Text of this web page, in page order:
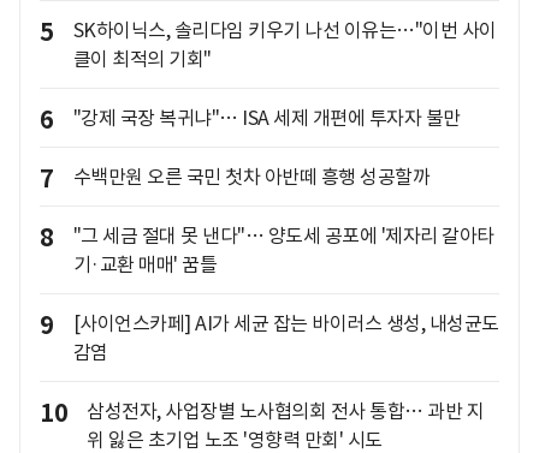
5
SK하이닉스, 솔리다임 키우기 나선 이유는…"이번 사이
클이 최적의 기회"
6 "강제 국장 복귀냐"… ISA 세제 개편에 투자자 불만
7 수백만원 오른 국민 첫차 아반떼 흥행 성공할까
8
"그 세금 절대 못 낸다"… 양도세 공포에 '제자리 갈아타
기·교환 매매' 꿈틀
9
[사이언스카페] AI가 세균 잡는 바이러스 생성, 내성균도
감염
10
삼성전자, 사업장별 노사협의회 전사 통합… 과반 지
위 잃은 초기업 노조 '영향력 만회' 시도